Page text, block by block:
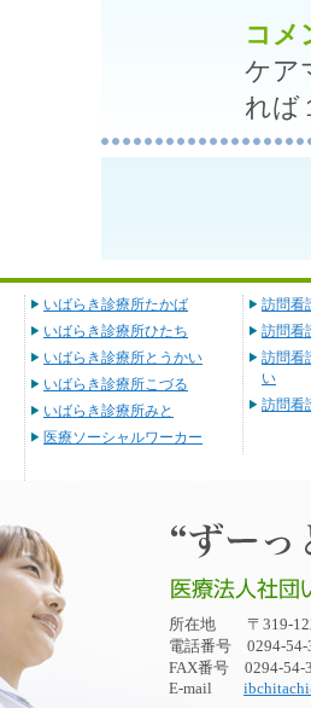
コメ
ケア
れば
いばらき診療所たかば
いばらき診療所ひたち
いばらき診療所とうかい
いばらき診療所こづる
いばらき診療所みと
医療ソーシャルワーカー
訪問看
訪問看
訪問看
い
訪問看
所在地 〒319-
電話番号 0294-54-
FAX番号 0294-54-
E-mail